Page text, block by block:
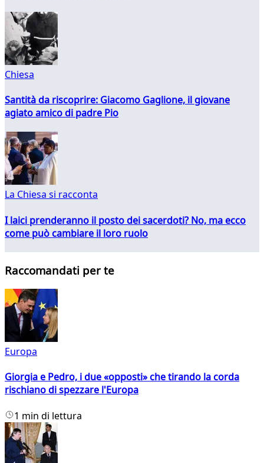
Chiesa
Santità da riscoprire: Giacomo Gaglione, il giovane
agiato amico di padre Pio
La Chiesa si racconta
I laici prenderanno il posto dei sacerdoti? No, ma ecco
come può cambiare il loro ruolo
Raccomandati per te
Europa
Giorgia e Pedro, i due «opposti» che tirando la corda
rischiano di spezzare l'Europa
1 min di lettura